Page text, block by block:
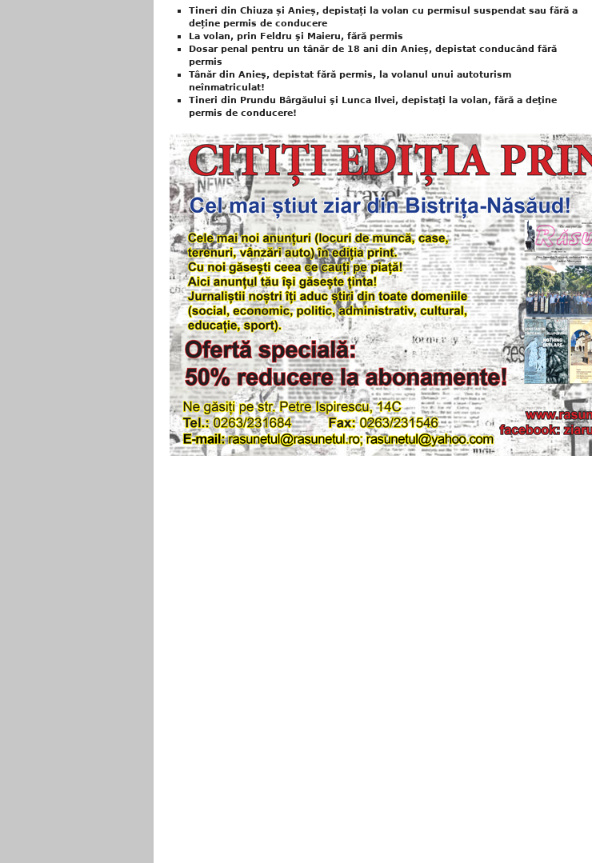
Tineri din Chiuza și Anieș, depistați la volan cu permisul suspendat sau fără a
deține permis de conducere
La volan, prin Feldru şi Maieru, fără permis
Dosar penal pentru un tânăr de 18 ani din Anieș, depistat conducând fără
permis
Tânăr din Anieş, depistat fără permis, la volanul unui autoturism
neînmatriculat!
Tineri din Prundu Bârgăului şi Lunca Ilvei, depistaţi la volan, fără a deţine
permis de conducere!